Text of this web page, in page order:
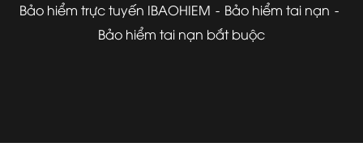
Bảo hiểm trực tuyến IBAOHIEM
Bảo hiểm tai nạn
Bảo hiểm tai nạn bắt buộc